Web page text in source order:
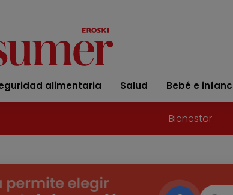
alimentaria Salud Bebé e
Bienestar